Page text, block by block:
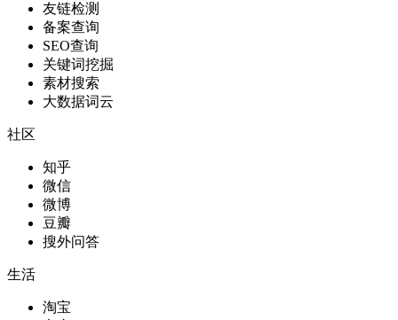
友链检测
备案查询
SEO查询
关键词挖掘
素材搜索
大数据词云
社区
知乎
微信
微博
豆瓣
搜外问答
生活
淘宝